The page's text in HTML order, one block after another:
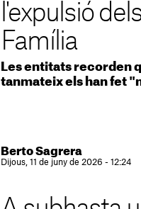
l'expulsió
Família
Les entitats recorden
tanmateix els han fet
Berto Sagrera
Dijous, 11 de juny de 2026 - 12:24